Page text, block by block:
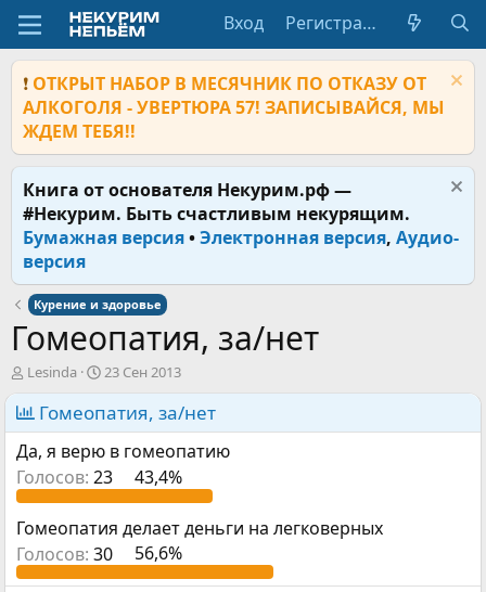
Вход Регистрация
❗ ОТКРЫТ НАБОР В МЕСЯЧНИК ПО ОТКАЗУ ОТ
АЛКОГОЛЯ - УВЕРТЮРА 57! ЗАПИСЫВАЙСЯ, МЫ
ЖДЕМ ТЕБЯ!!
Книга от основателя Некурим.рф —
#Некурим. Быть счастливым некурящим.
Бумажная версия•Электронная версия, Аудио-
версия
Курение и здоровье
Гомеопатия, за/нет
А
в
т
о
р
е
м
ы
Lesinda
Д
а
т
а
н
а
ч
а
л
а
23 Сен 2013
Гомеопатия, за/нет
Да, я верю в гомеопатию
Голосов: 23 43,4%
Гомеопатия делает деньги на легковерных
Голосов: 30 56,6%